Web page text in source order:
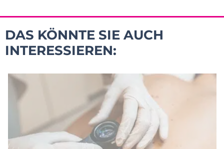
DAS KÖNNTE SIE AUCH
INTERESSIEREN: